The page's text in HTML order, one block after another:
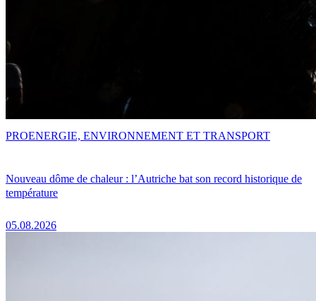
Nouveau dôme de chaleur : l’Autriche bat son record historique de
température
05.08.2026
PROENERGIE, ENVIRONNEMENT ET TRANSPORT